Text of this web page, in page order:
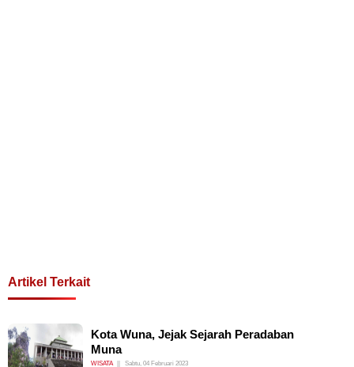
Artikel Terkait
Kota Wuna, Jejak Sejarah Peradaban
Muna
WISATA Sabtu, 04 Februari 2023